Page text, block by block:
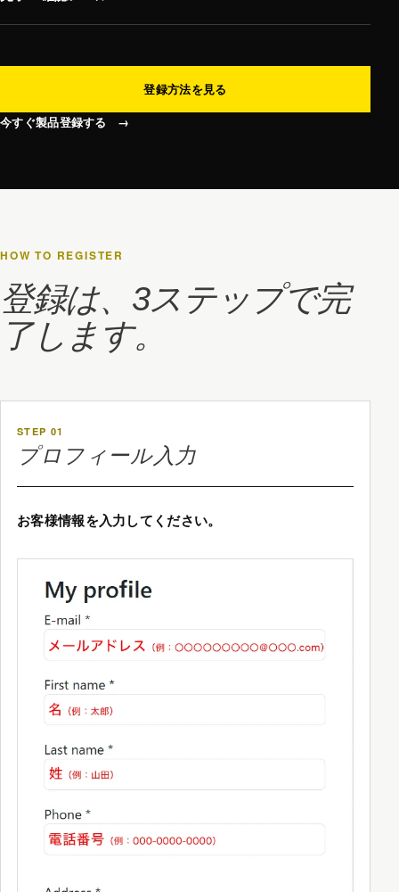
登録方法を見る
今すぐ製品登録する
→
HOW TO REGISTER
登録は、3ステップで完
了します。
STEP 01
プロフィール入力
お客様情報を入力してください。